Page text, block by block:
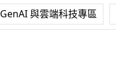
GenAI 與雲端科技專區